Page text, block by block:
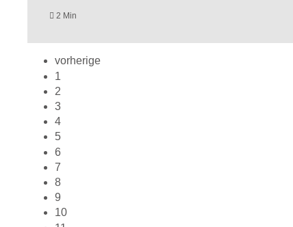
2 Min
vorherige
1
2
3
4
5
6
7
8
9
10